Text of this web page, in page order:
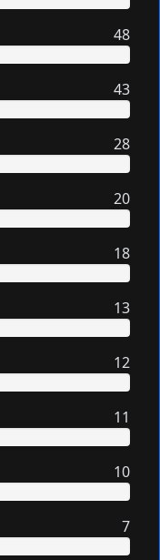
48
43
28
20
18
13
12
11
10
7